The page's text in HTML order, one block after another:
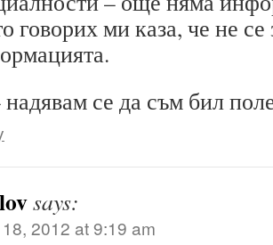
говорих ми каза, че не
надявам се да съм бил
says:
2012 at 9:19 am